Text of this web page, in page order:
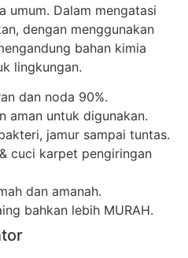
Dalam mengatasi
dengan menggunakan
bahan kimia
lingkungan.
dan noda 90%.
aman untuk digunakan.
jamur sampai tuntas.
cuci karpet pengiringan
dan amanah.
bahkan lebih MURAH.